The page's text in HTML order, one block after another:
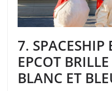
7. SPACESHIP
EPCOT
BLANC ET